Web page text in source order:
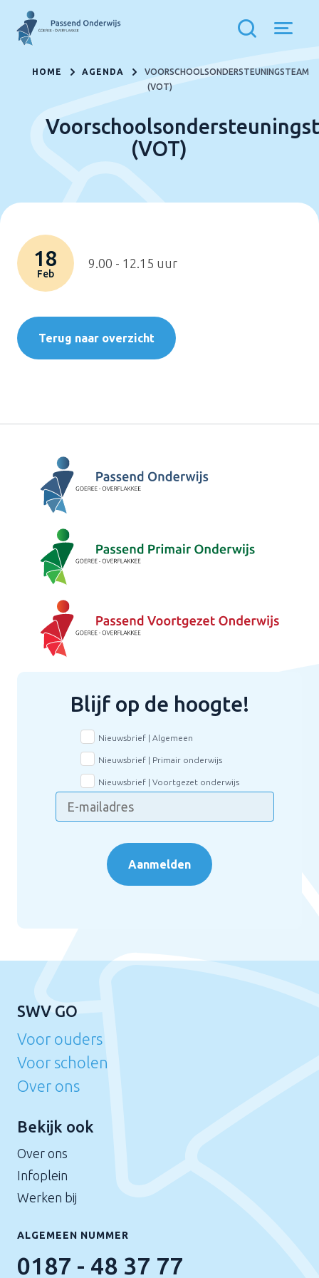
HOME AGENDA
VOORSCHOOLSONDERSTEUNINGSTEAM
(VOT)
(VOT)
18
Feb
9.00 - 12.15 uur
Terug naar overzicht
Blijf op de hoogte!
Aanmelden
Nieuwsbrief | Algemeen
Nieuwsbrief | Primair onderwijs
Nieuwsbrief | Voortgezet onderwijs
SWV GO
Voor ouders
Voor scholen
Over ons
Bekijk ook
Over ons
Infoplein
Werken bij
ALGEMEEN NUMMER
0187 - 48 37 77